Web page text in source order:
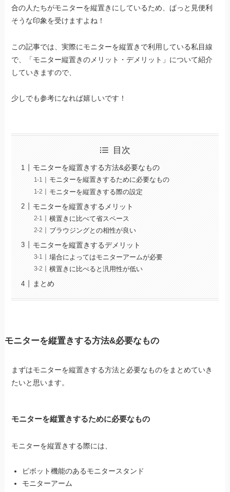
合の人たちがモニターを縦置きにしているため、ぱっと見便利
そうな印象を受けますよね！
この記事では、実際にモニターを縦置きで利用している私目線
で、「モニター縦置きのメリット・デメリット」について紹介
していきますので、
少しでも参考になれば嬉しいです！
目次
モニターを縦置きする方法&必要なもの
モニターを縦置きするために必要なもの
モニターを縦置きする際の設定
モニターを縦置きするメリット
横置きに比べて省スペース
ブラウジングとの相性が良い
モニターを縦置きするデメリット
場合によってはモニターアームが必要
横置きに比べると汎用性が低い
まとめ
モニターを縦置きする方法&必要なもの
まずはモニターを縦置きする方法と必要なものをまとめていき
たいと思います。
モニターを縦置きするために必要なもの
モニターを縦置きする際には、
ピボット機能のあるモニタースタンド
モニターアーム